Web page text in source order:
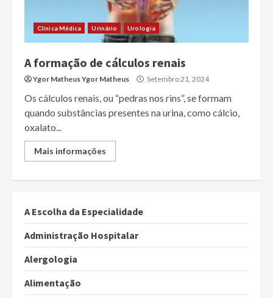
Clínica Médica Urinário Urologia
A formação de cálculos renais
Ygor Matheus Ygor Matheus Setembro 21, 2024
Os cálculos renais, ou “pedras nos rins”, se formam
quando substâncias presentes na urina, como cálcio,
oxalato...
Mais informações
A Escolha da Especialidade
Administração Hospitalar
Alergologia
Alimentação